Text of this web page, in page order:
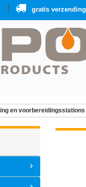
gratis
en voorbereidingsstations